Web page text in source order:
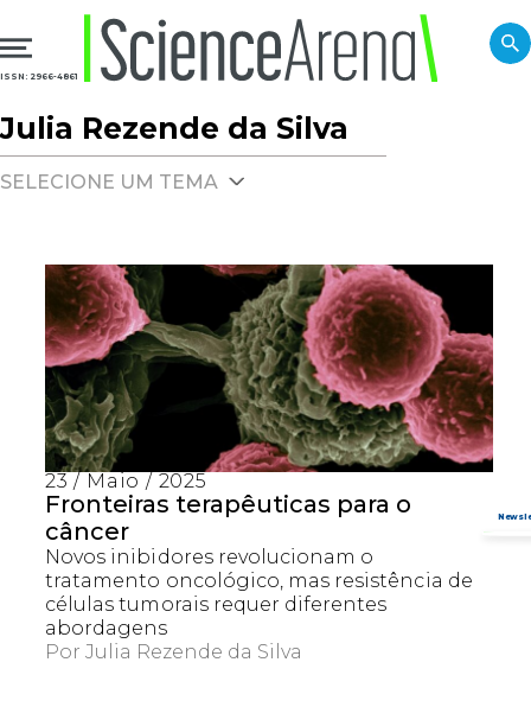
ISSN: 2966-4861
Julia Rezende da Silva
SELECIONE UM TEMA
23 / Maio / 2025
Fronteiras terapêuticas para o
câncer
Novos inibidores revolucionam o
tratamento oncológico, mas resistência de
células tumorais requer diferentes
abordagens
PorJulia Rezende da Silva